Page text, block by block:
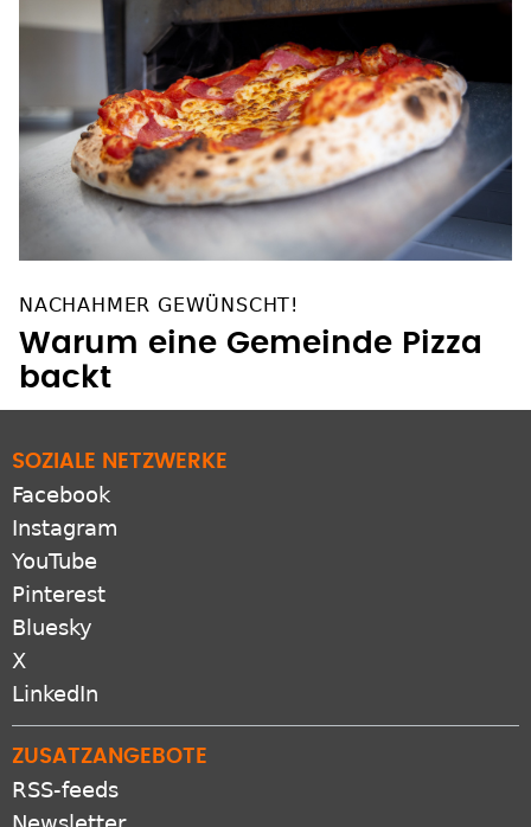
NACHAHMER GEWÜNSCHT!
Warum eine Gemeinde Pizza
SOZIALE NETZWERKE
Facebook
Instagram
YouTube
Pinterest
Bluesky
X
ZUSATZANGEBOTE
RSS-feeds